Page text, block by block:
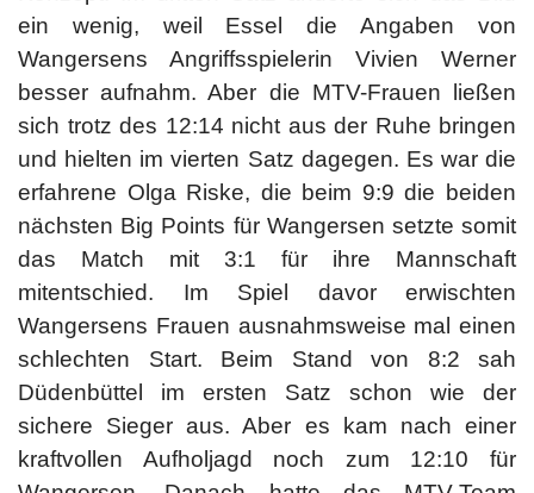
ein wenig, weil Essel die Angaben von
Wangersens Angriffsspielerin Vivien Werner
besser aufnahm. Aber die MTV-Frauen ließen
sich trotz des 12:14 nicht aus der Ruhe bringen
und hielten im vierten Satz dagegen. Es war die
erfahrene Olga Riske, die beim 9:9 die beiden
nächsten Big Points für Wangersen setzte somit
das Match mit 3:1 für ihre Mannschaft
mitentschied. Im Spiel davor erwischten
Wangersens Frauen ausnahmsweise mal einen
schlechten Start. Beim Stand von 8:2 sah
Düdenbüttel im ersten Satz schon wie der
sichere Sieger aus. Aber es kam nach einer
kraftvollen Aufholjagd noch zum 12:10 für